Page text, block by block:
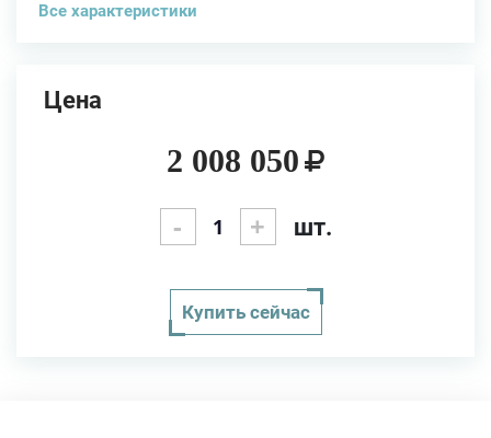
Все характеристики
Цена
2 008 050
-
+ шт.
Купить сейчас